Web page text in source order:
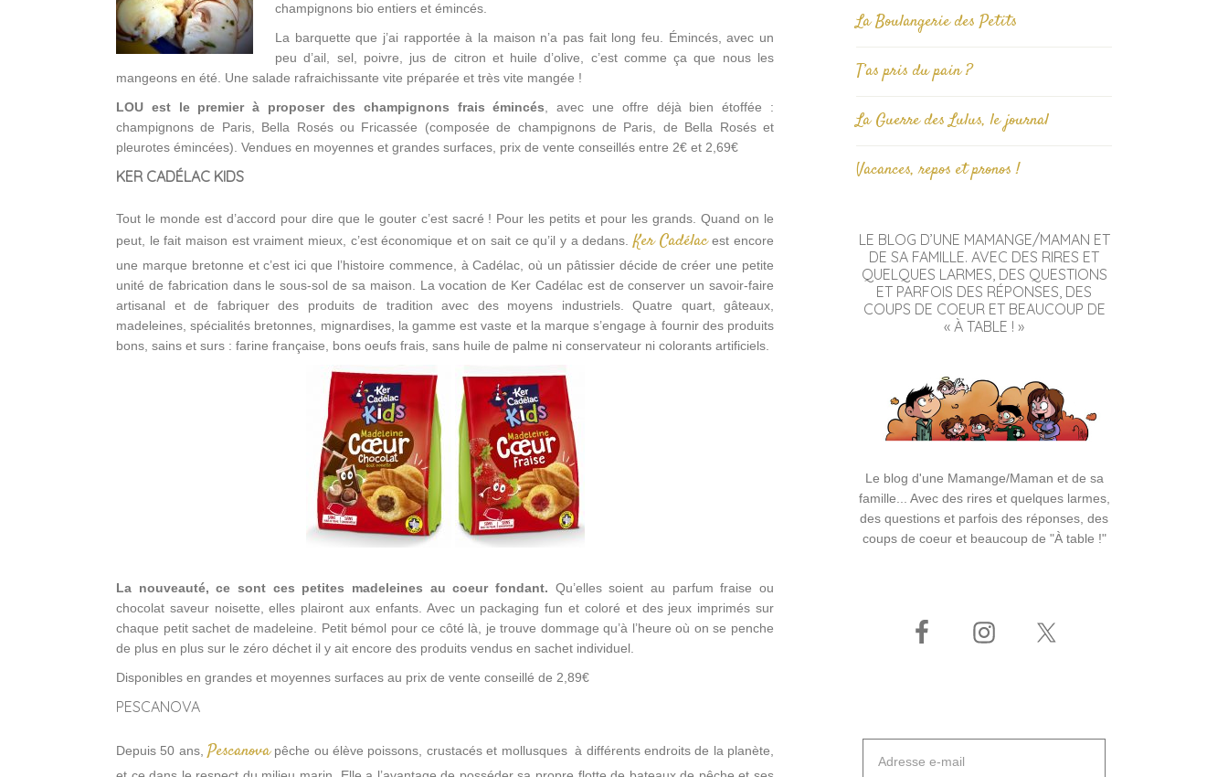
champignons bio entiers et émincés.
La barquette que j’ai rapportée à la maison n’a pas fait long feu. Émincés, avec un
peu d’ail, sel, poivre, jus de citron et huile d’olive, c’est comme ça que nous les
mangeons en été. Une salade rafraichissante vite préparée et très vite mangée !
LOU est le premier à proposer des champignons frais émincés , avec une offre déjà bien étoffée :
champignons de Paris, Bella Rosés ou Fricassée (composée de champignons de Paris, de Bella Rosés et
pleurotes émincées). Vendues en moyennes et grandes surfaces, prix de vente conseillés entre 2€ et 2,69€
KER CADÉLAC KIDS
Tout le monde est d’accord pour dire que le gouter c’est sacré ! Pour les petits et pour les grands. Quand on le
peut, le fait maison est vraiment mieux, c’est économique et on sait ce qu’il y a dedans.Ker Cadélacest encore
une marque bretonne et c’est ici que l’histoire commence, à Cadélac, où un pâtissier décide de créer une petite
unité de fabrication dans le sous-sol de sa maison. La vocation de Ker Cadélac est de conserver un savoir-faire
artisanal et de fabriquer des produits de tradition avec des moyens industriels. Quatre quart, gâteaux,
madeleines, spécialités bretonnes, mignardises, la gamme est vaste et la marque s’engage à fournir des produits
bons, sains et surs : farine française, bons oeufs frais, sans huile de palme ni conservateur ni colorants artificiels.
La nouveauté, ce sont ces petites madeleines au coeur fondant. Qu’elles soient au parfum fraise ou
chocolat saveur noisette, elles plairont aux enfants. Avec un packaging fun et coloré et des jeux imprimés sur
chaque petit sachet de madeleine. Petit bémol pour ce côté là, je trouve dommage qu’à l’heure où on se penche
de plus en plus sur le zéro déchet il y ait encore des produits vendus en sachet individuel.
Disponibles en grandes et moyennes surfaces au prix de vente conseillé de 2,89€
PESCANOVA
Depuis 50 ans,Pescanovapêche ou élève poissons, crustacés et mollusques à différents endroits de la planète,
La Boulangerie des Petits
T’as pris du pain ?
La Guerre des Lulus, le journal
Vacances, repos et pronos !
LE BLOG D’UNE MAMANGE/MAMAN ET
DE SA FAMILLE. AVEC DES RIRES ET
QUELQUES LARMES, DES QUESTIONS
ET PARFOIS DES RÉPONSES, DES
COUPS DE COEUR ET BEAUCOUP DE
« À TABLE ! »
Le blog d'une Mamange/Maman et de sa
famille... Avec des rires et quelques larmes,
des questions et parfois des réponses, des
coups de coeur et beaucoup de "À table !"